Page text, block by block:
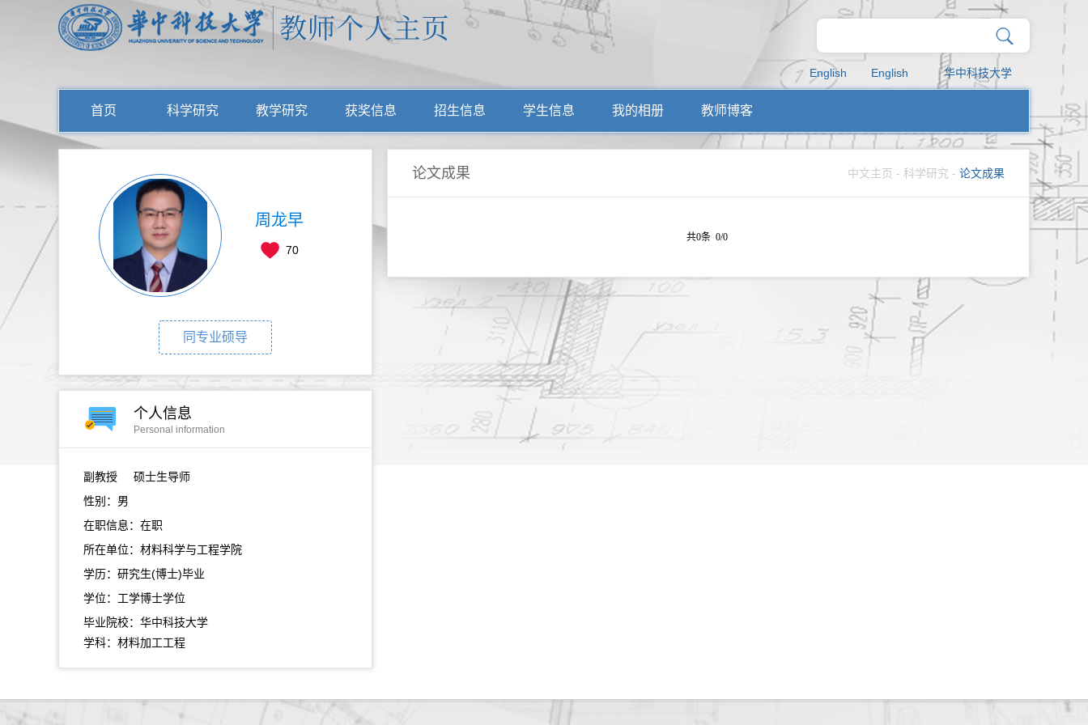
English English 华中科技大学
首页 科学研究 教学研究 获奖信息 招生信息 学生信息 我的相册 教师博客
周龙早
70
同专业硕导
个人信息
Personal information
副教授
硕士生导师
性别：男
在职信息：在职
所在单位：材料科学与工程学院
学历：研究生(博士)毕业
学位：工学博士学位
毕业院校：华中科技大学
学科：材料加工工程
论文成果 中文主页 - 科学研究 - 论文成果
共0条 0/0